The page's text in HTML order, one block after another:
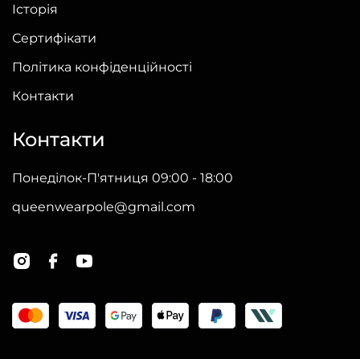
Історія
Сертифікати
Політика конфіденційності
Контакти
Контакти
Понеділок-П'ятниця 09:00 - 18:00
queenwearpole@gmail.com